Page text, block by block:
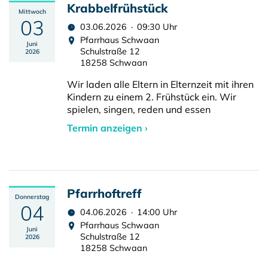
Mittwoch
03
Juni
2026
Krabbelfrühstück
03.06.2026 · 09:30 Uhr
Pfarrhaus Schwaan
Schulstraße 12
18258 Schwaan
Wir laden alle Eltern in Elternzeit mit ihren
Kindern zu einem 2. Frühstück ein. Wir
spielen, singen, reden und essen
Termin anzeigen ›
Donnerstag
04
Juni
2026
Pfarrhoftreff
04.06.2026 · 14:00 Uhr
Pfarrhaus Schwaan
Schulstraße 12
18258 Schwaan